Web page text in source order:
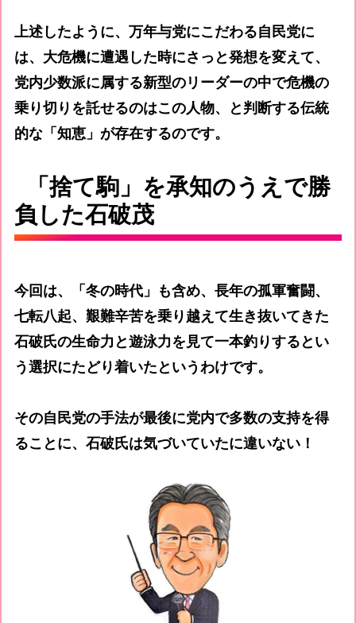
上述したように、万年与党にこだわる自民党に
は、大危機に遭遇した時にさっと発想を変えて、
党内少数派に属する新型のリーダーの中で危機の
乗り切りを託せるのはこの人物、と判断する伝統
的な「知恵」が存在するのです。
「捨て駒」を承知のうえで勝
負した石破茂
今回は、「冬の時代」も含め、長年の孤軍奮闘、
七転八起、艱難辛苦を乗り越えて生き抜いてきた
石破氏の生命力と遊泳力を見て一本釣りするとい
う選択にたどり着いたというわけです。
その自民党の手法が最後に党内で多数の支持を得
ることに、石破氏は気づいていたに違いない！